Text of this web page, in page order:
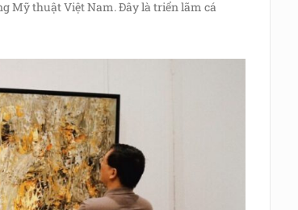
Mỹ thuật Việt Nam. Đây là triển lãm cá